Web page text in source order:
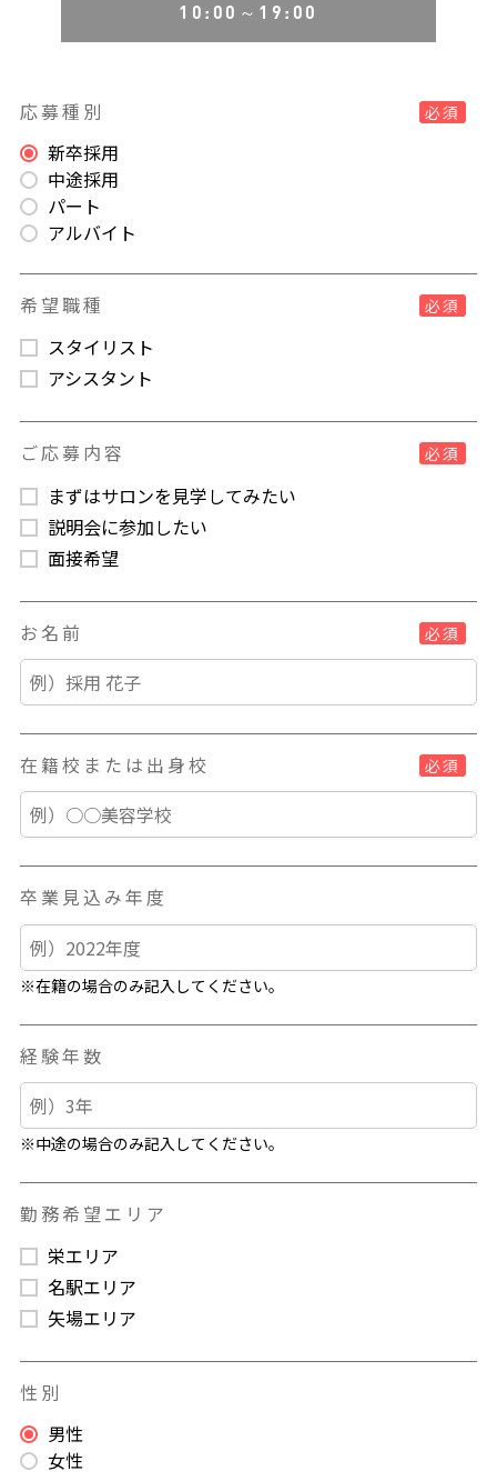
10:00～19:00
応募種別 必須
新卒採用
中途採用
パート
アルバイト
希望職種 必須
スタイリスト
アシスタント
ご応募内容 必須
まずはサロンを見学してみたい
説明会に参加したい
面接希望
お名前 必須
在籍校または出身校 必須
卒業見込み年度
※在籍の場合のみ記入してください。
経験年数
※中途の場合のみ記入してください。
勤務希望エリア
栄エリア
名駅エリア
矢場エリア
性別
男性
女性